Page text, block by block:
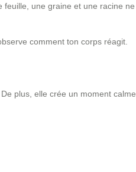
une graine et une racine ne
comment ton corps réagit.
plus, elle crée un moment calme